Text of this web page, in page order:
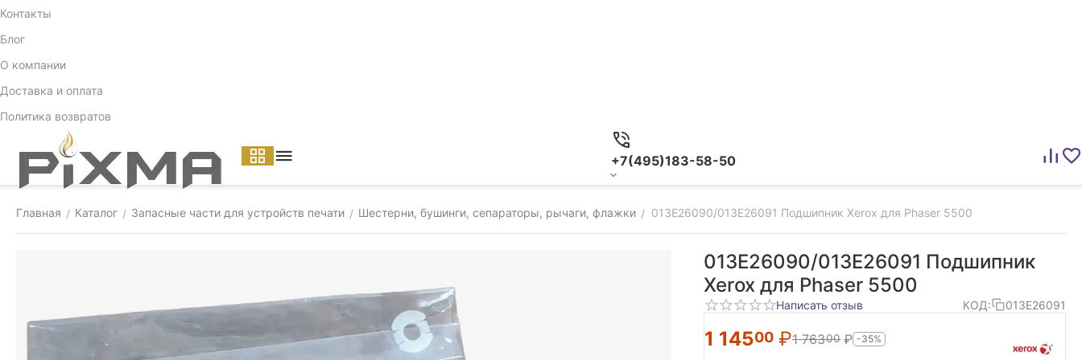
Контакты
Блог
О компании
Доставка и оплата
Политика возвратов
+7(495)183-58-50
Главная / Каталог / Запасные части для устройств печати / Шестерни, бушинги, сепараторы, рычаги, флажки / 013E26090/013E26091 Подшипник Xerox для Phaser 5500
013E26090/013E26091 Подшипник
Xerox для Phaser 5500
Написать отзыв КОД: 013E26091
1 14500 ₽1 76300 ₽ -35%